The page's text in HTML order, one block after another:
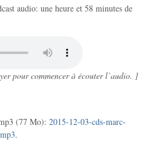
audio: une heure et 58 minutes de
pour commencer à écouter l’audio. ]
(77 Mo): 2015-12-03-cds-marc-
.